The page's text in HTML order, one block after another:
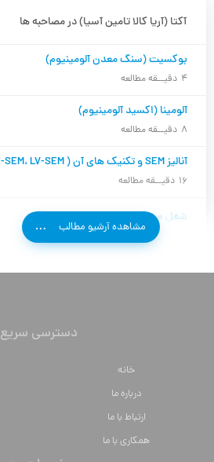
آکتا (آریا کالا تامین آسیا) در مصاحبه ها
بوکسیت (سنگ معدن آلومینیوم)
4 دقیــقه مطالعه
آلومینا (اکسید آلومینیوم)
8 دقیــقه مطالعه
آنالیز SEM و تکنیک های آن ( FESEM، E-SEM، LV-SEM )
16 دقیــقه مطالعه
شغل مورد نظر
مشاهده آرشیو مطالب
دسترسی سریع
خانه
درباره ما
ارتباط با ما
همکاری با ما